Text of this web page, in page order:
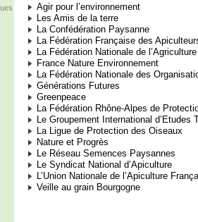
Agir pour l’environnement
Les Amis de la terre
La Confédération Paysanne
La Fédération Française des
La Fédération Nationale de
France Nature Environnement
La Fédération Nationale des
Générations Futures
Greenpeace
La Fédération Rhône-Alpes de
Le Groupement International d’Etudes
La Ligue de Protection des Oiseaux
Nature et Progrès
Le Réseau Semences Paysannes
Le Syndicat National d’Apiculture
L’Union Nationale de l’Apiculture
Veille au grain Bourgogne